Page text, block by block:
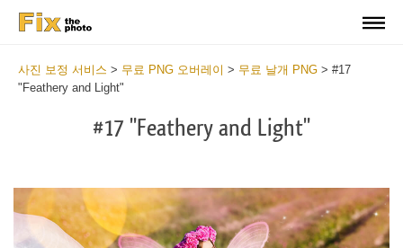
사진 보정 서비스 > 무료 PNG 오버레이 > 무료 날개 PNG > #17
"Feathery and Light"
#17 "Feathery and Light"